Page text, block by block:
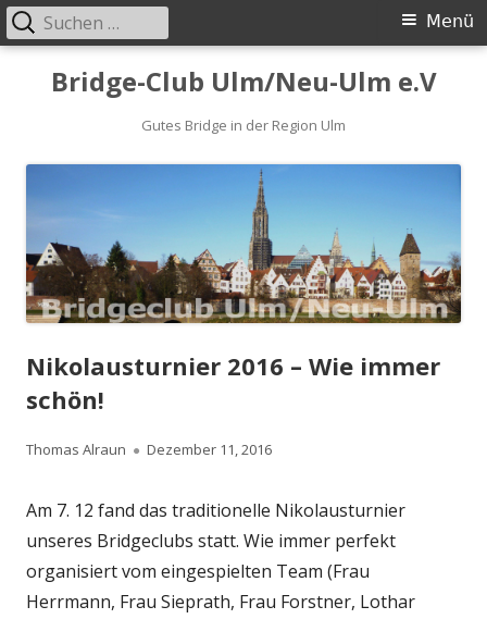
Bridge-Club Ulm/Neu-Ulm e.V
Gutes Bridge in der Region Ulm
Primäres
Menü
Menü
Suchen
nach:
Nikolausturnier 2016 – Wie immer
schön!
Autor
Thomas Alraun
Veröffentlicht
Dezember 11, 2016
Am 7. 12 fand das traditionelle Nikolausturnier
unseres Bridgeclubs statt. Wie immer perfekt
organisiert vom eingespielten Team (Frau
Herrmann, Frau Sieprath, Frau Forstner, Lothar